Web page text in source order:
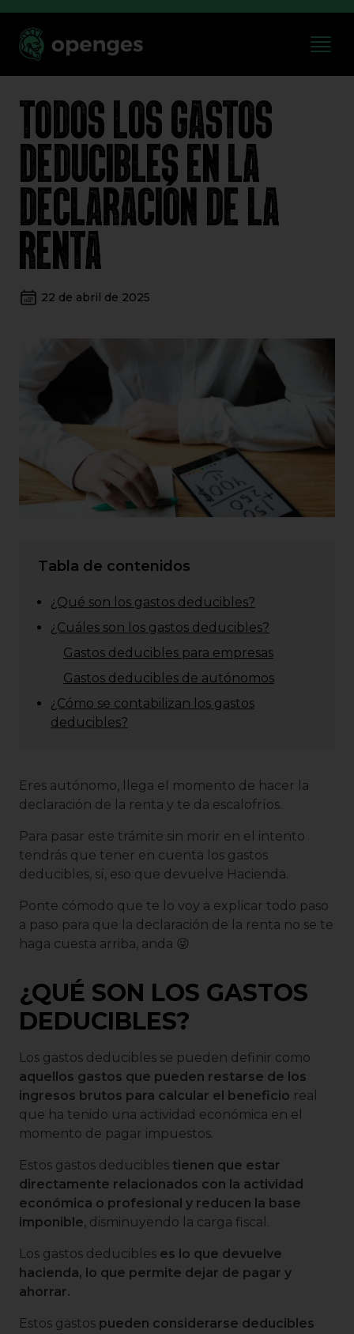
TODOS LOS GASTOS
DEDUCIBLES EN LA
DECLARACIÓN DE LA
RENTA
22 de abril de 2025
Tabla de contenidos
¿Qué son los gastos deducibles?
¿Cuáles son los gastos deducibles?
Gastos deducibles para empresas
Gastos deducibles de autónomos
¿Cómo se contabilizan los gastos
deducibles?
Eres autónomo, llega el momento de hacer la
declaración de la renta y te da escalofríos.
Para pasar este trámite sin morir en el intento
tendrás que tener en cuenta los gastos
deducibles, sí, eso que devuelve Hacienda.
Ponte cómodo que te lo voy a explicar todo paso
a paso para que la declaración de la renta no se te
haga cuesta arriba, anda 😜
¿QUÉ SON LOS GASTOS
DEDUCIBLES?
Los gastos deducibles se pueden definir como
aquellos gastos que pueden restarse de los
ingresos brutos para calcular el beneficio real
que ha tenido una actividad económica en el
momento de pagar impuestos.
Estos gastos deducibles tienen que estar
directamente relacionados con la actividad
económica o profesional y reducen la base
imponible, disminuyendo la carga fiscal.
Los gastos deducibles es lo que devuelve
hacienda, lo que permite dejar de pagar y
ahorrar.
Estos gastos pueden considerarse deducibles